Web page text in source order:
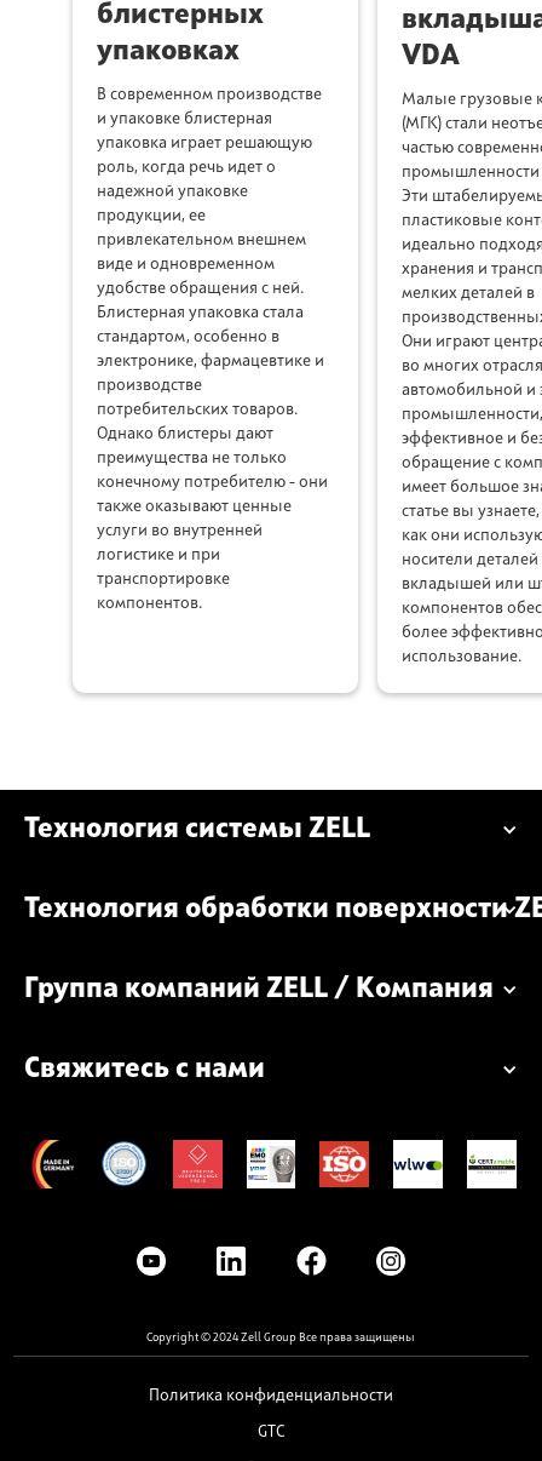
блистерных
упаковках
В современном производстве
и упаковке блистерная
упаковка играет решающую
роль, когда речь идет о
надежной упаковке
продукции, ее
привлекательном внешнем
виде и одновременном
удобстве обращения с ней.
Блистерная упаковка стала
стандартом, особенно в
электронике, фармацевтике и
производстве
потребительских товаров.
Однако блистеры дают
преимущества не только
конечному потребителю - они
также оказывают ценные
услуги во внутренней
логистике и при
транспортировке
компонентов.
вкладыша
VDA
Малые грузовые
(МГК) стали
частью
промышленности
Эти
пластиковые
идеально
хранения и
мелких деталей в
Они играют
во многих
автомобильной и
промышленности,
эффективное и
обращение с
имеет большое
статье вы
как они
носители деталей
вкладышей или
компонентов
более
использование.
Технология системы ZELL
Технология обработки поверхности
Группа компаний ZELL / Компания
Свяжитесь с нами
Copyright © 2024 Zell Group Все права защищены
Политика конфиденциальности
GTC